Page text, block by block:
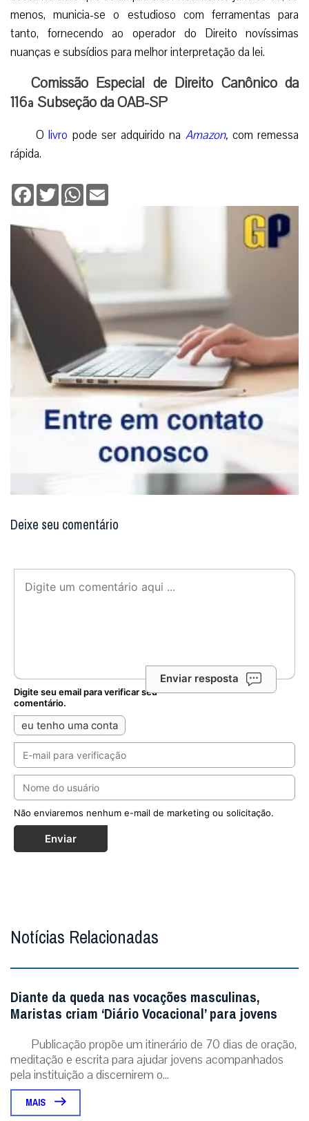
menos, municia-se o estudioso com ferramentas para
tanto, fornecendo ao operador do Direito novíssimas
nuanças e subsídios para melhor interpretação da lei.
Comissão Especial de Direito Canônico da
116ª Subseção da OAB-SP
Olivro pode ser adquirido na Amazon, com remessa
rápida.
Facebook
TwitterWhatsApp
Deixe seu comentário
Enviar resposta
Digite seu email para verificar seu
comentário.
eu tenho uma conta
Não enviaremos nenhum e-mail de marketing ou solicitação.
Enviar
Notícias Relacionadas
Diante da queda nas vocações masculinas,
Maristas criam ‘Diário Vocacional’ para jovens
Publicação propõe um itinerário de 70 dias de oração,
meditação e escrita para ajudar jovens acompanhados
pela instituição a discernirem o...
MAIS